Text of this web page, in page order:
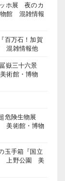
ッホ展 夜のカ
館 混雑情報
百万石！加賀
混雑情報他
嶽三十六景
術館・博物
危険生物展
美術館・博物
玉手箱『国立
上野公園 美